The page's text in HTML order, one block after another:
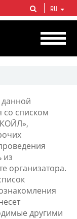
более 2%
углеводородов.
RU
со списком
из
организатора.
другими